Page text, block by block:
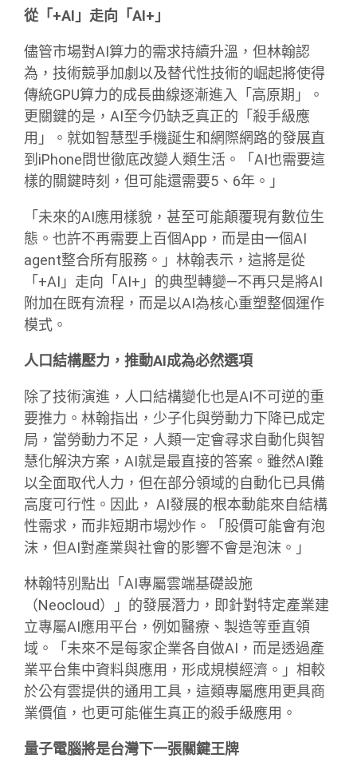
從「+AI」走向「AI+」
儘管市場對AI算力的需求持續升溫，但林翰認
為，技術競爭加劇以及替代性技術的崛起將使得
傳統GPU算力的成長曲線逐漸進入「高原期」。
更關鍵的是，AI至今仍缺乏真正的「殺手級應
用」。就如智慧型手機誕生和網際網路的發展直
到iPhone問世徹底改變人類生活。「AI也需要這
樣的關鍵時刻，但可能還需要5、6年。」
「未來的AI應用樣貌，甚至可能顛覆現有數位生
態。也許不再需要上百個App，而是由一個AI
agent整合所有服務。」林翰表示，這將是從
「+AI」走向「AI+」的典型轉變—不再只是將AI
附加在既有流程，而是以AI為核心重塑整個運作
模式。
人口結構壓力，推動AI成為必然選項
除了技術演進，人口結構變化也是AI不可逆的重
要推力。林翰指出，少子化與勞動力下降已成定
局，當勞動力不足，人類一定會尋求自動化與智
慧化解決方案，AI就是最直接的答案。雖然AI難
以全面取代人力，但在部分領域的自動化已具備
高度可行性。因此， AI發展的根本動能來自結構
性需求，而非短期市場炒作。「股價可能會有泡
沫，但AI對產業與社會的影響不會是泡沫。」
林翰特別點出「AI專屬雲端基礎設施
（Neocloud）」的發展潛力，即針對特定產業建
立專屬AI應用平台，例如醫療、製造等垂直領
域。「未來不是每家企業各自做AI，而是透過產
業平台集中資料與應用，形成規模經濟。」相較
於公有雲提供的通用工具，這類專屬應用更具商
業價值，也更可能催生真正的殺手級應用。
量子電腦將是台灣下一張關鍵王牌